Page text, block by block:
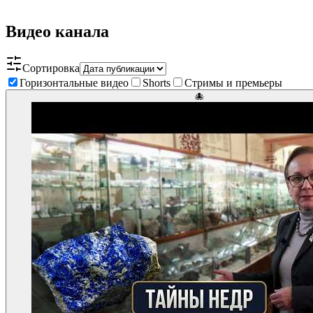
Видео канала
Сортировка
Горизонтальные видео
Shorts Стримы и премьеры
🐙